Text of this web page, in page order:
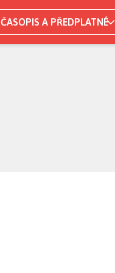
ČASOPIS A PŘEDPLATNÉ